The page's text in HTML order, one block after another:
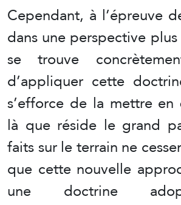
Cependant, à l’épreuve
dans une perspective plus
se trouve
d’appliquer cette
s’efforce de la mettre
là que réside le grand
faits sur le terrain ne
que cette nouvelle
une doctrine